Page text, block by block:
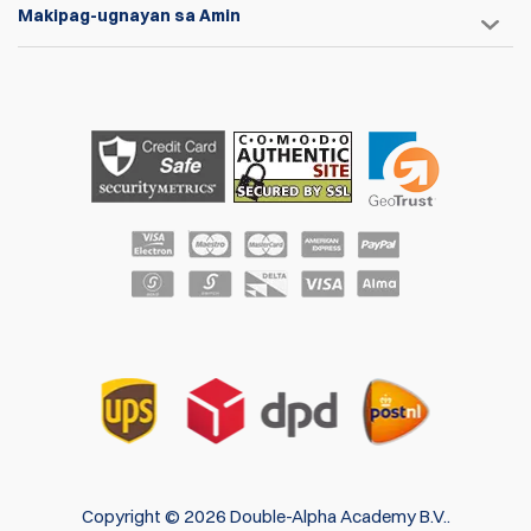
Makipag-ugnayan sa Amin
Copyright © 2026 Double-Alpha Academy B.V..